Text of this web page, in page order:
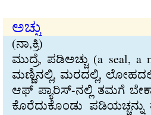
ಅಚ್ಚು
(ನಾ,ಕ್ರಿ)
ಮುದ್ರೆ, ಪಡಿಅಚ್ಚು (a seal, a
ಮಣ್ಣಿನಲ್ಲಿ, ಮರದಲ್ಲಿ, ಲೋಹದಲ್ಲಿ
ಆಫ್ ಪ್ಯಾರಿಸ್-ನಲ್ಲಿ ತಮಗೆ
ಕೊರೆದುಕೊಂಡು